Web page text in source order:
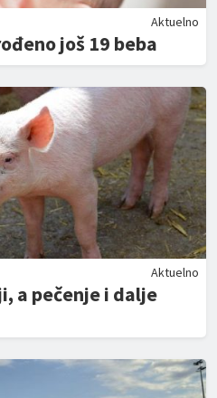
Aktuelno
još 19 beba
Aktuelno
a pečenje i dalje